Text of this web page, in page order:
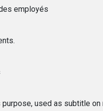
employés
used as subtitle